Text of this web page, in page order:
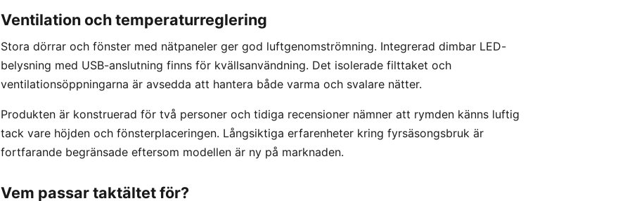
Ventilation och temperaturreglering
Stora dörrar och fönster med nätpaneler ger god luftgenomströmning. Integrerad dimbar LED-
belysning med USB-anslutning finns för kvällsanvändning. Det isolerade filttaket och
ventilationsöppningarna är avsedda att hantera både varma och svalare nätter.
Produkten är konstruerad för två personer och tidiga recensioner nämner att rymden känns luftig
tack vare höjden och fönsterplaceringen. Långsiktiga erfarenheter kring fyrsäsongsbruk är
fortfarande begränsade eftersom modellen är ny på marknaden.
Vem passar taktältet för?